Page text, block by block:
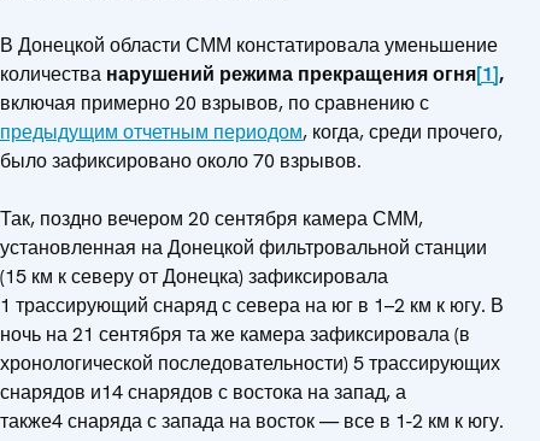
В Донецкой области СММ констатировала уменьшение
количества нарушений режима прекращения огня[1],
включая примерно 20 взрывов, по сравнению с
предыдущим отчетным периодом, когда, среди прочего,
было зафиксировано около 70 взрывов.
Так, поздно вечером 20 сентября камера СММ,
установленная на Донецкой фильтровальной станции
(15 км к северу от Донецка) зафиксировала
1 трассирующий снаряд с севера на юг в 1–2 км к югу. В
ночь на 21 сентября та же камера зафиксировала (в
хронологической последовательности) 5 трассирующих
снарядов и14 снарядов с востока на запад, а
также4 снаряда с запада на восток — все в 1-2 км к югу.